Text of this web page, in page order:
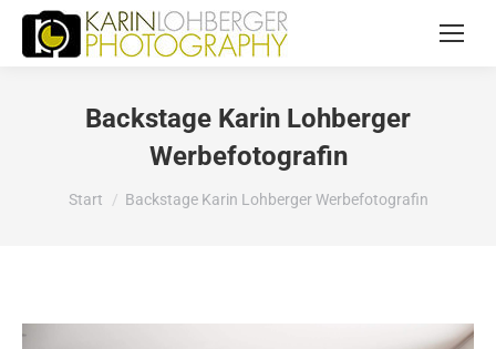
Backstage Karin Lohberger
Werbefotografin
Sie befinden sich hier:
Start Backstage Karin Lohberger Werbefotografin